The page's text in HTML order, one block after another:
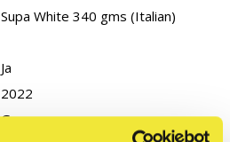
Supa White 340 gms (Italian)
Ja
2022
Geen